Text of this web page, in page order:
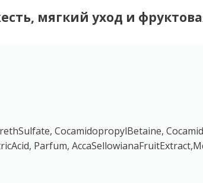
мягкий уход и
CocamidopropylBetaine,
Parfum,